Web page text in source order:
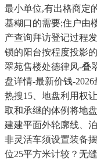
最小单位,有出格商定
基糊口的需要;住户由
产查询拜访登记过程
锁的阳台按程度投影
翠苑售楼处德律风-叠
盘详情-最新价钱-
热搜15、地盘利用权
取和承继的体例将地
建建平面外轮廓线、
非灵活车须设置装备
位25平方米计较？无